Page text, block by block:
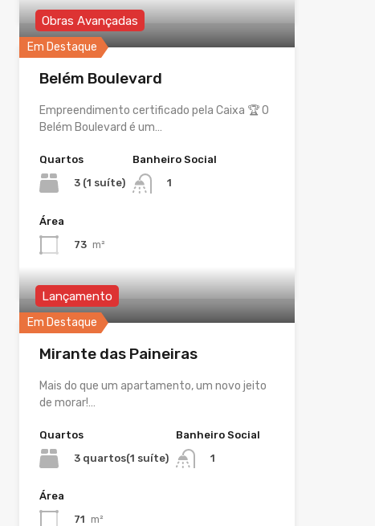
Em Destaque
Obras Avançadas
Belém Boulevard
Empreendimento certificado pela Caixa 🏆 O
Belém Boulevard é um…
Quartos
3 (1 suíte)
Banheiro Social
1
Área
73 m²
Em Destaque
Lançamento
Mirante das Paineiras
Mais do que um apartamento, um novo jeito
de morar!…
Quartos
3 quartos(1 suíte)
Banheiro Social
1
Área
71 m²